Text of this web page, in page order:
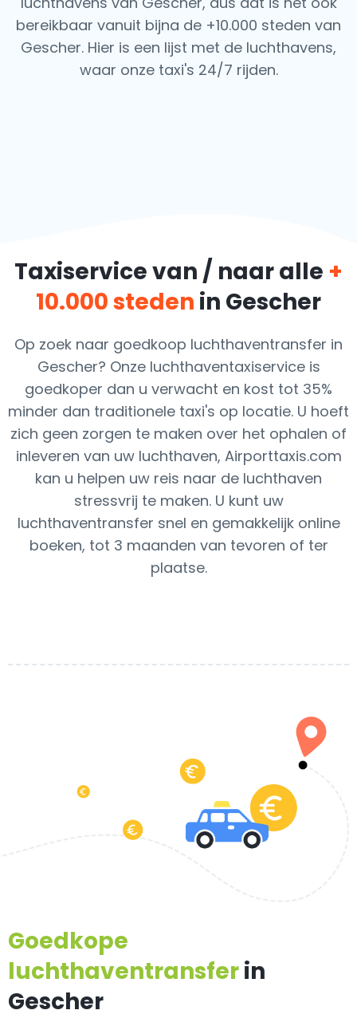
bereikbaar vanuit bijna de +10.000 steden van
Gescher. Hier is een lijst met de luchthavens,
waar onze taxi's 24/7 rijden.
Taxiservice van / naar alle +
10.000 steden in Gescher
Op zoek naar goedkoop luchthaventransfer in
Gescher? Onze luchthaventaxiservice is
goedkoper dan u verwacht en kost tot 35%
minder dan traditionele taxi's op locatie. U hoeft
zich geen zorgen te maken over het ophalen of
inleveren van uw luchthaven, Airporttaxis.com
kan u helpen uw reis naar de luchthaven
stressvrij te maken. U kunt uw
luchthaventransfer snel en gemakkelijk online
boeken, tot 3 maanden van tevoren of ter
plaatse.
Goedkope
luchthaventransferin
Gescher